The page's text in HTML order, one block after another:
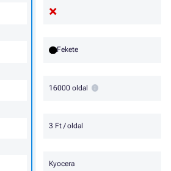
Fekete
16000 oldal
3 Ft / oldal
Kyocera